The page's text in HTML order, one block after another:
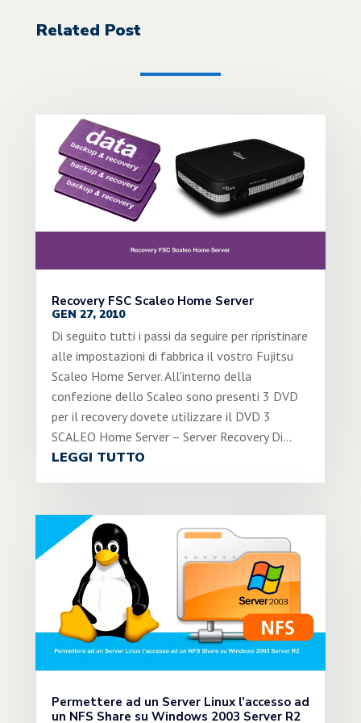
Related Post
Recovery FSC Scaleo Home Server
GEN 27, 2010
Di seguito tutti i passi da seguire per ripristinare
alle impostazioni di fabbrica il vostro Fujitsu
Scaleo Home Server. All'interno della
confezione dello Scaleo sono presenti 3 DVD
per il recovery dovete utilizzare il DVD 3
SCALEO Home Server – Server Recovery Di...
LEGGI TUTTO
Permettere ad un Server Linux l’accesso ad
un NFS Share su Windows 2003 Server R2